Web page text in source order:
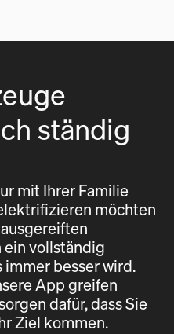
ständig
mit Ihrer Familie
möchten
ein vollständig
besser wird.
App greifen
dafür, dass Sie
Ziel kommen.